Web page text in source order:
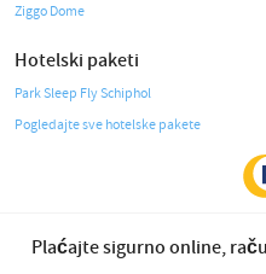
Ziggo Dome
Hotelski paketi
Park Sleep Fly Schiphol
Pogledajte sve hotelske pakete
Plaćajte sigurno online,